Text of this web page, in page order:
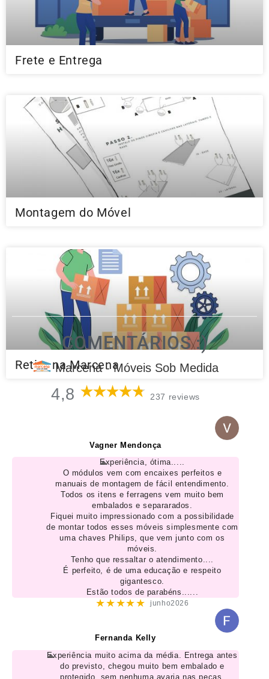
Frete e Entrega
Montagem do Móvel
Retire na Marcena
COMENTÁRIOS :)
Marcena - Móveis Sob Medida
4,8 237 reviews
Vagner Mendonça
Experiência, ótima.....
O módulos vem com encaixes perfeitos e
manuais de montagem de fácil entendimento.
Todos os itens e ferragens vem muito bem
embalados e separarados.
Fiquei muito impressionado com a possibilidade
de montar todos esses móveis simplesmente com
uma chaves Philips, que vem junto com os
móveis.
Tenho que ressaltar o atendimento....
É perfeito, é de uma educação e respeito
gigantesco.
Estão todos de parabéns......
★★★★★ junho2026
Fernanda Kelly
Experiência muito acima da média. Entrega antes
do previsto, chegou muito bem embalado e
protegido, sem nenhuma avaria nas peças.